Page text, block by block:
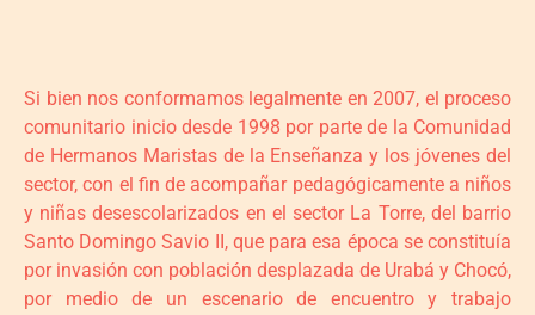
Si bien nos conformamos legalmente en 2007, el proceso
comunitario inicio desde 1998 por parte de la Comunidad
de Hermanos Maristas de la Enseñanza y los jóvenes del
sector, con el fin de acompañar pedagógicamente a niños
y niñas desescolarizados en el sector La Torre, del barrio
Santo Domingo Savio II, que para esa época se constituía
por invasión con población desplazada de Urabá y Chocó,
por medio de un escenario de encuentro y trabajo